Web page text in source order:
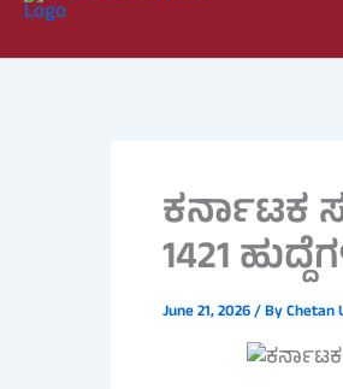
ಕರ್ನಾಟಕ
1421
June 21, 2026/ ByChetan